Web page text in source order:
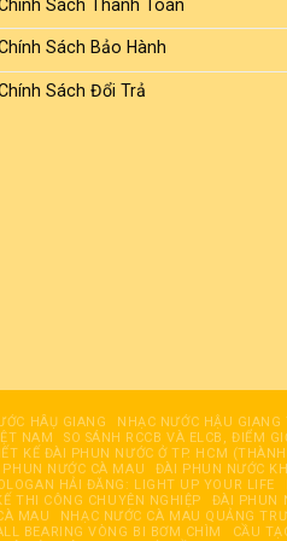
Sách Thanh Toán
Sách Bảo Hành
Sách Đổi Trả
HÂỤ GIANG NHẠC NƯỚC HẬU
NAM
SO SÁNH RCCB VÀ ELCB, ĐIỂM
KẾ ĐÀI PHUN NƯỚC Ở TP. HCM
NƯỚC CÀ MAU ĐÀI PHUN NƯỚC
HẢI ĐĂNG: LIGHT UP YOUR LIFE
THI CÔNG CHUYÊN NGHIỆP
ĐÀI PHUN
MAU
NHẠC NƯỚC CÀ MAU QUẢNG
BEARING VÒNG BI BƠM CHÌM CẦU